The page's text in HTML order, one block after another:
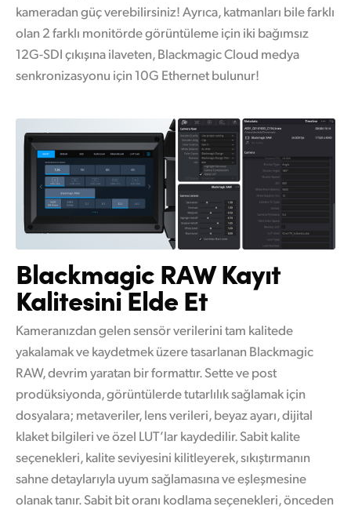
kameradan güç verebilirsiniz! Ayrıca, katmanları bile farklı
olan 2 farklı monitörde görüntüleme için iki bağımsız
12G-SDI çıkışına ilaveten, Blackmagic Cloud medya
senkronizasyonu için 10G Ethernet bulunur!
Blackmagic RAWKayıt
Kalitesini Elde Et
Kameranızdan gelen sensör verilerini tam kalitede
yakalamak ve kaydetmek üzere tasarlanan Blackmagic
RAW, devrim yaratan bir formattır. Sette ve post
prodüksiyonda, görüntülerde tutarlılık sağlamak için
dosyalara; metaveriler, lens verileri, beyaz ayarı, dijital
klaket bilgileri ve özel LUT’lar kaydedilir. Sabit kalite
seçenekleri, kalite seviyesini kilitleyerek, sıkıştırmanın
sahne detaylarıyla uyum sağlamasına ve eşleşmesine
olanak tanır. Sabit bit oranı kodlama seçenekleri, önceden